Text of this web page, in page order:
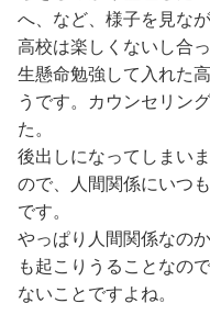
へ、など、様子を見な
高校は楽しくないし合
生懸命勉強して入れた
うです。カウンセリン
た。
後出しになってしまい
ので、人間関係にいつ
です。
やっぱり人間関係なの
も起こりうることなの
ないことですよね。